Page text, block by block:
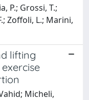
P.; Grossi, T.;
Zoffoli, L.; Marini,
lifting
Micheli,